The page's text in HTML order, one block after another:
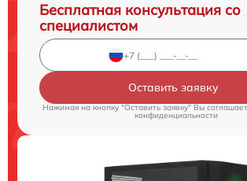
Бесплатная консультация со
специалистом
Оставить заявку
Нажимая на кнопку "Оставить заявку" Вы
конфиденциальности